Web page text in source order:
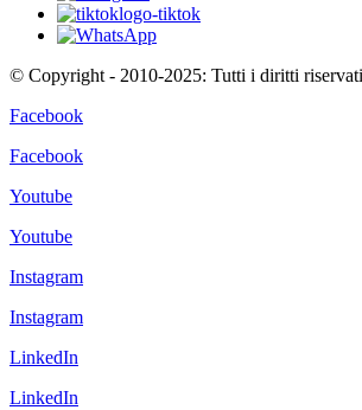
© Copyright - 2010-2025: Tutti i diritti
Facebook
Facebook
Youtube
Youtube
Instagram
Instagram
LinkedIn
LinkedIn